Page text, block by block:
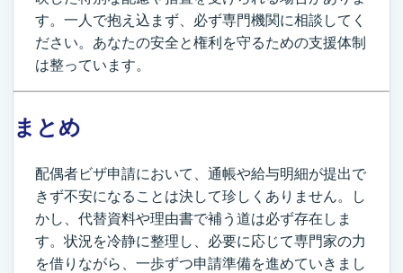
す。一人で抱え込まず、必ず専門機関に相談してく
ださい。あなたの安全と権利を守るための支援体制
は整っています。
まとめ
配偶者ビザ申請において、通帳や給与明細が提出で
きず不安になることは決して珍しくありません。し
かし、代替資料や理由書で補う道は必ず存在しま
す。状況を冷静に整理し、必要に応じて専門家の力
を借りながら、一歩ずつ申請準備を進めていきまし